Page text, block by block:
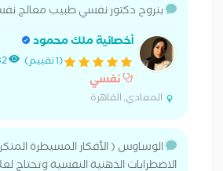
بنروح دكتور نفسي طبيب معالج
أخصائية ملك محمود
(1 تقييم)
نفسي
المعادي, القاهرة
الوساوس ( الأفكار المسيطرة
الاضطرابات الذهنية النفسية